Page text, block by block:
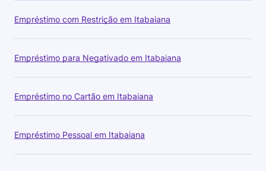
Empréstimo com Restrição em Itabaiana
Empréstimo para Negativado em Itabaiana
Empréstimo no Cartão em Itabaiana
Empréstimo Pessoal em Itabaiana